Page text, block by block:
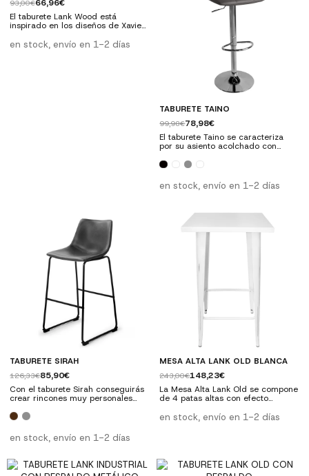
93,00€66,96€
El taburete Lank Wood está
inspirado en los diseños de Xavier
Tolix, pensada para darle una
belleza única al métal y con la que
en stock, envío en 1-2 días
TABURETE TAINO
99,98€78,98€
El taburete Taino se caracteriza
por su asiento acolchado con
de él una pieza muy confortable y
en stock, envío en 1-2 días
TABURETE SIRAH
126,33€85,90€
Con el taburete Sirah conseguirás
crear rincones muy personales
como tu cocina, así como en
hostelería.
en stock, envío en 1-2 días
MESA ALTA LANK OLD BLANCA
243,00€148,23€
La Mesa Alta Lank Old se compone
de 4 patas altas con efecto
reposapiés y una tapa cuadrada
que da más espacio y comodidad,
dando un toque retro-industrial de
lo más actual.
en stock, envío en 1-2 días